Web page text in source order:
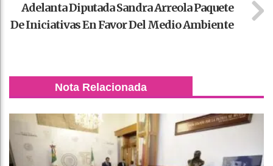
Adelanta Diputada Sandra Arreola Paquete
De Iniciativas En Favor Del Medio Ambiente
Nota Relacionada